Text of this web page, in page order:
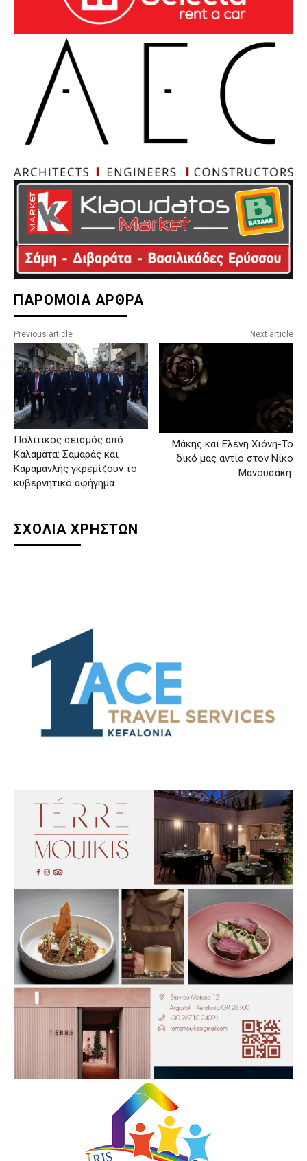
ΠΑΡΟΜΟΙΑ ΑΡΘΡΑ
Previous article
Πολιτικός σεισμός από
Καλαμάτα: Σαμαράς και
Καραμανλής γκρεμίζουν το
κυβερνητικό αφήγημα
Next article
Μάκης και Ελένη Χιόνη-Το
δικό μας αντίο στον Νίκο
Μανουσάκη.
ΣΧΟΛΙΑ ΧΡΗΣΤΩΝ